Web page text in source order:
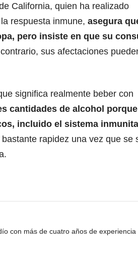
California, quien ha realizado
respuesta inmune, asegura
pero insiste en que su
sus afectaciones
significa realmente beber con
cantidades de alcohol
incluido el sistema
rapidez una vez que se
con más de cuatro años de experiencia